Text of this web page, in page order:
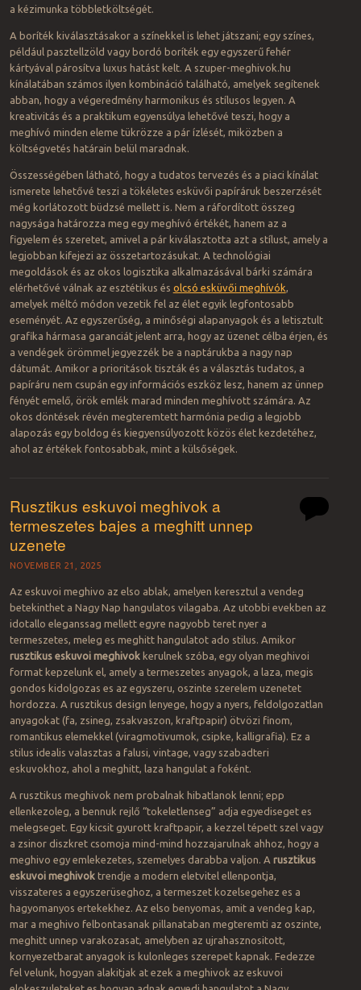
a kézimunka többletköltségét.
A boríték kiválasztásakor a színekkel is lehet játszani; egy színes,
például pasztellzöld vagy bordó boríték egy egyszerű fehér
kártyával párosítva luxus hatást kelt. A szuper-meghivok.hu
kínálatában számos ilyen kombináció található, amelyek segítenek
abban, hogy a végeredmény harmonikus és stílusos legyen. A
kreativitás és a praktikum egyensúlya lehetővé teszi, hogy a
meghívó minden eleme tükrözze a pár ízlését, miközben a
költségvetés határain belül maradnak.
Összességében látható, hogy a tudatos tervezés és a piaci kínálat
ismerete lehetővé teszi a tökéletes esküvői papíráruk beszerzését
még korlátozott büdzsé mellett is. Nem a ráfordított összeg
nagysága határozza meg egy meghívó értékét, hanem az a
figyelem és szeretet, amivel a pár kiválasztotta azt a stílust, amely a
legjobban kifejezi az összetartozásukat. A technológiai
megoldások és az okos logisztika alkalmazásával bárki számára
elérhetővé válnak az esztétikus és olcsó esküvői meghívók,
amelyek méltó módon vezetik fel az élet egyik legfontosabb
eseményét. Az egyszerűség, a minőségi alapanyagok és a letisztult
grafika hármasa garanciát jelent arra, hogy az üzenet célba érjen, és
a vendégek örömmel jegyezzék be a naptárukba a nagy nap
dátumát. Amikor a prioritások tiszták és a választás tudatos, a
papíráru nem csupán egy információs eszköz lesz, hanem az ünnep
fényét emelő, örök emlék marad minden meghívott számára. Az
okos döntések révén megteremtett harmónia pedig a legjobb
alapozás egy boldog és kiegyensúlyozott közös élet kezdetéhez,
ahol az értékek fontosabbak, mint a külsőségek.
Rusztikus eskuvoi meghivok a
termeszetes bajes a meghitt unnep
uzenete
NOVEMBER 21, 2025
Az eskuvoi meghivo az elso ablak, amelyen keresztul a vendeg
betekinthet a Nagy Nap hangulatos vilagaba. Az utobbi evekben az
idotallo eleganssag mellett egyre nagyobb teret nyer a
termeszetes, meleg es meghitt hangulatot ado stilus. Amikor
rusztikus eskuvoi meghivokkerulnek szóba, egy olyan meghivoi
format kepzelunk el, amely a termeszetes anyagok, a laza, megis
gondos kidolgozas es az egyszeru, oszinte szerelem uzenetet
hordozza. A rusztikus design lenyege, hogy a nyers, feldolgozatlan
anyagokat (fa, zsineg, zsakvaszon, kraftpapir) ötvözi finom,
romantikus elemekkel (viragmotivumok, csipke, kalligrafia). Ez a
stilus idealis valasztas a falusi, vintage, vagy szabadteri
eskuvokhoz, ahol a meghitt, laza hangulat a foként.
A rusztikus meghivok nem probalnak hibatlanok lenni; epp
ellenkezoleg, a bennuk rejlő “tokeletlenseg” adja egyediseget es
melegseget. Egy kicsit gyurott kraftpapir, a kezzel tépett szel vagy
a zsinor diszkret csomoja mind-mind hozzajarulnak ahhoz, hogy a
meghivo egy emlekezetes, szemelyes darabba valjon. A rusztikus
eskuvoi meghivoktrendje a modern eletvitel ellenpontja,
visszateres a egyszerüseghoz, a termeszet kozelsegehez es a
hagyomanyos ertekekhez. Az elso benyomas, amit a vendeg kap,
mar a meghivo felbontasanak pillanataban megteremti az oszinte,
meghitt unnep varakozasat, amelyben az ujrahasznositott,
kornyezetbarat anyagok is kulonleges szerepet kapnak. Fedezze
fel velunk, hogyan alakitjak at ezek a meghivok az eskuvoi